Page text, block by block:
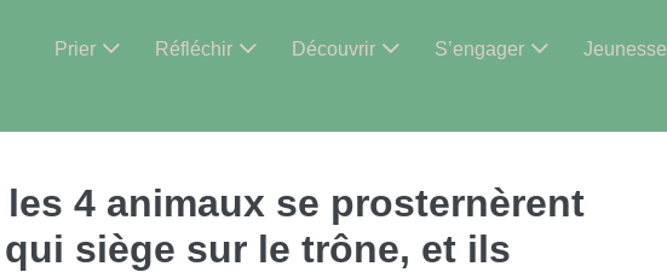
Prier Réfléchir Découvrir S’engager Jeunesse
4 animaux se prosternèrent
siège sur le trône, et ils